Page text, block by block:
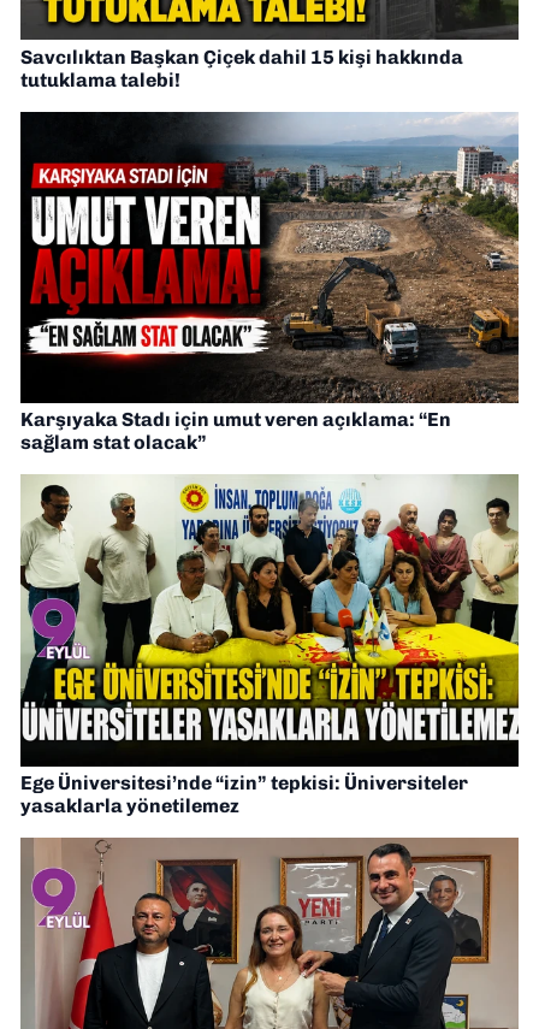
Savcılıktan Başkan Çiçek dahil 15 kişi hakkında
tutuklama talebi!
Karşıyaka Stadı için umut veren açıklama: “En
sağlam stat olacak”
Ege Üniversitesi’nde “izin” tepkisi: Üniversiteler
yasaklarla yönetilemez